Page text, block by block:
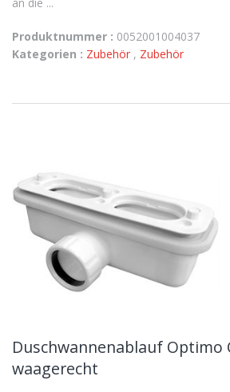
Produktnummer : 0052001004037
Kategorien : Zubehör , Zubehör
Duschwannenablauf Optimo
waagerecht